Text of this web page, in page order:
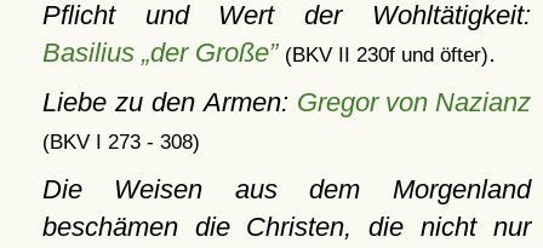
Pflicht und Wert der Wohltätigkeit:
Basilius „der Große” (BKV II 230f und öfter).
Liebe zu den Armen: Gregor von Nazianz
(BKV I 273 - 308)
Die Weisen aus dem Morgenland
beschämen die Christen, die nicht nur